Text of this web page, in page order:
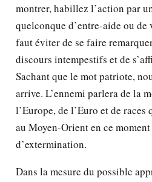
montrer, habillez l’action par
quelconque d’entre-aide ou
faut éviter de se faire
discours intempestifs et de
Sachant que le mot patriote,
arrive. L’ennemi parlera de la
l’Europe, de l’Euro et de
au Moyen-Orient en ce moment
d’extermination.
Dans la mesure du possible